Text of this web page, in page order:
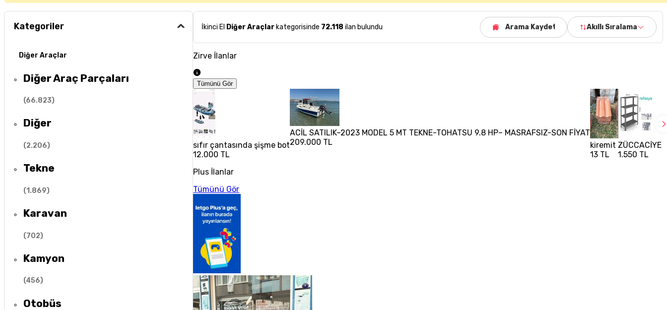
Kategoriler
Diğer Araçlar
Diğer Araç Parçaları
(66.823)
Diğer
(2.206)
Tekne
(1.869)
Karavan
(702)
Kamyon
(456)
Otobüs
İkinci El Diğer Araçlar kategorisinde 72.118 ilan bulundu Arama Kaydet Akıllı Sıralama
Zirve İlanlar
Tümünü Gör
sıfır çantasında şişme bot
12.000 TL
ACİL SATILIK–2023 MODEL 5 MT TEKNE-TOHATSU 9.8 HP– MASRAFSIZ-SON FİYAT
209.000 TL
kiremit
13 TL
ZÜCCACİYE
1.550 TL
Plus İlanlar
Tümünü Gör